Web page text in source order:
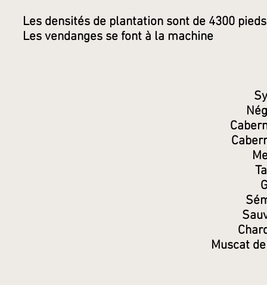
Les densités de plantation sont de 4300
Les vendanges se font à la machine
Muscat